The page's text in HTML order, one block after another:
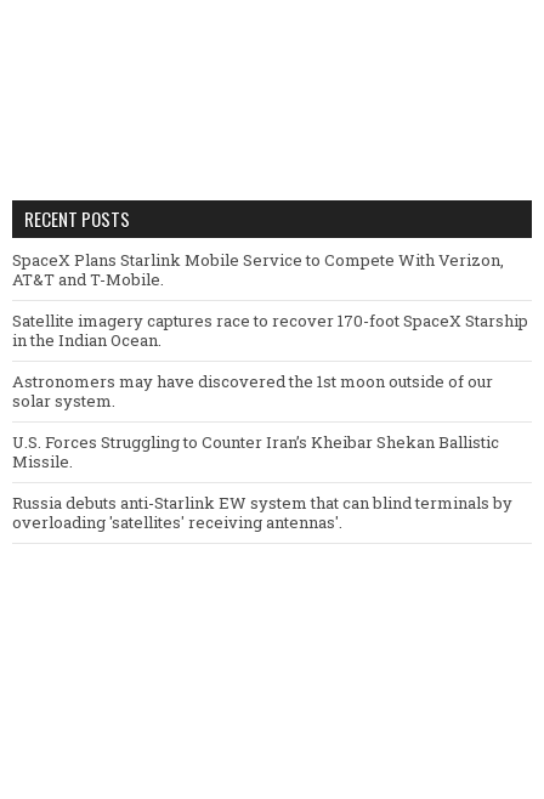
RECENT POSTS
SpaceX Plans Starlink Mobile Service to Compete With Verizon,
AT&T and T-Mobile.
Satellite imagery captures race to recover 170-foot SpaceX Starship
in the Indian Ocean.
Astronomers may have discovered the 1st moon outside of our
solar system.
U.S. Forces Struggling to Counter Iran’s Kheibar Shekan Ballistic
Missile.
Russia debuts anti-Starlink EW system that can blind terminals by
overloading 'satellites' receiving antennas'.